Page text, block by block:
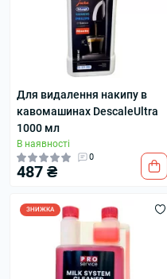
Для видалення накипу в
кавомашинах DescaleUltra
1000 мл
В наявності
0
487 ₴
ЗНИЖКА